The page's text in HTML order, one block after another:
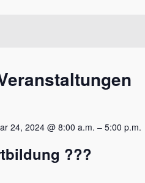
24, 2024 @ 8:00 a.m. – 5:00 p.m.
???